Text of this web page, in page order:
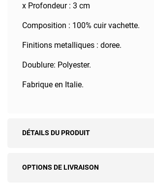
x Profondeur : 3 cm
Composition : 100% cuir vachette.
Finitions metalliques : doree.
Doublure: Polyester.
Fabrique en Italie.
DÉTAILS DU PRODUIT
OPTIONS DE LIVRAISON